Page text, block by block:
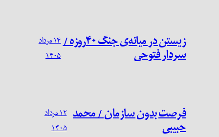
زیستن در میانه‌ی جنگ ۴۰‌روزه /
سردار فتوحی
۱۴ مرداد
۱۴۰۵
فرصت بدون سازمان / محمد
حبیبی
۱۲ مرداد
۱۴۰۵